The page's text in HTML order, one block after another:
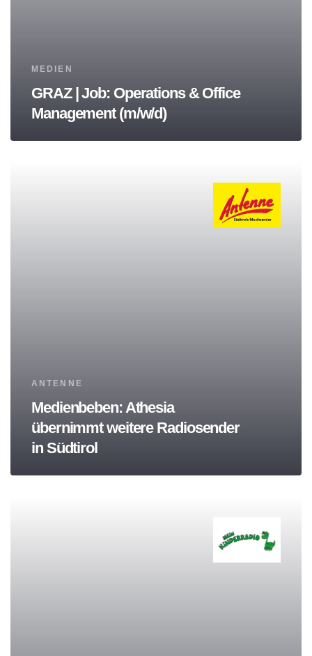
Tags
MEDIEN
GRAZ | Job: Operations & Office
Management (m/w/d)
Tags
ANTENNE
Medienbeben: Athesia
übernimmt weitere Radiosender
in Südtirol